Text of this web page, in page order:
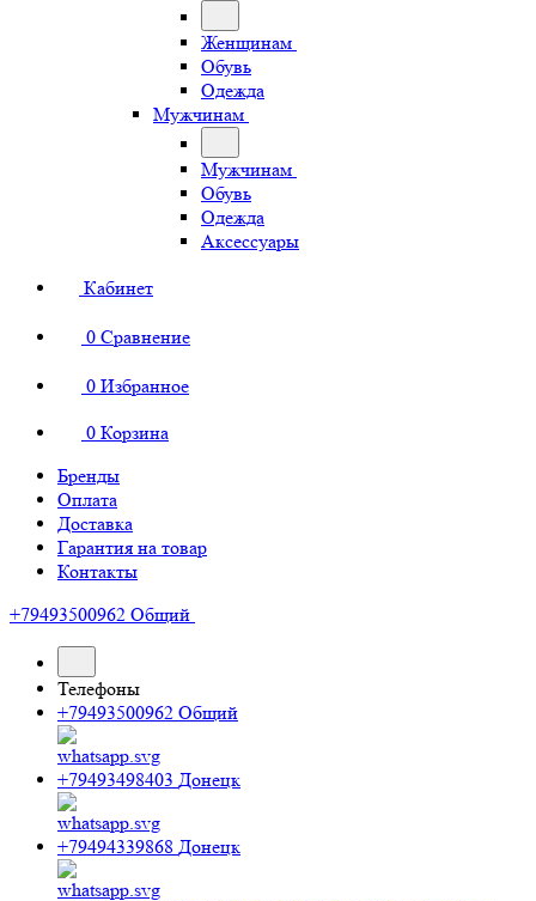
Женщинам
Обувь
Одежда
Мужчинам
Мужчинам
Обувь
Одежда
Аксессуары
Кабинет
0 Сравнение
0 Избранное
0 Корзина
Бренды
Оплата
Доставка
Гарантия на товар
Контакты
+79493500962 Общий
Телефоны
+79493500962 Общий
+79493498403 Донецк
+79494339868 Донецк